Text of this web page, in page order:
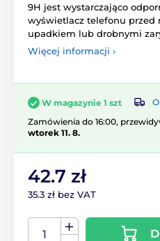
9H jest wystarczająco
wyświetlacz telefonu przed
upadkiem lub drobnymi
Więcej informacji ›
W magazynie 1 szt
Zamówienia do 16:00,
wtorek 11. 8.
42.7 zł
35.3 zł bez VAT